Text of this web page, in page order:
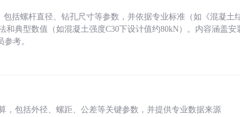
括螺杆直径、钻孔尺寸等参数，并依据专业标准（如《混凝土
和典型数值（如混凝土强度C30下设计值约80kN）。内容涵盖安
考。
，包括外径、螺距、公差等关键参数，并提供专业数据来源